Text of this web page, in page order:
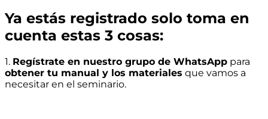
Ya estás registrado solo toma en
cuenta estas 3 cosas:
1. Regístrate en nuestro grupo de WhatsApp para
obtener tu manual y los materiales que vamos a
necesitar en el seminario.